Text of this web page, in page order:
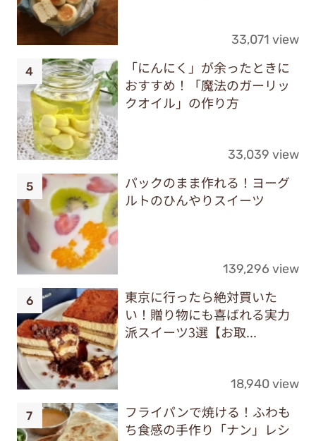
33,071 view
「にんにく」が余ったときに
おすすめ！「魔法のガーリッ
クオイル」の作り方
33,039 view
パックのまま作れる！ヨーグ
ルトのひんやりスイーツ
139,296 view
東京に行ったら絶対買いた
い！贈り物にも喜ばれる実力
派スイーツ3選【お取...
18,940 view
フライパンで焼ける！ふわも
ち食感の手作り「ナン」レシ